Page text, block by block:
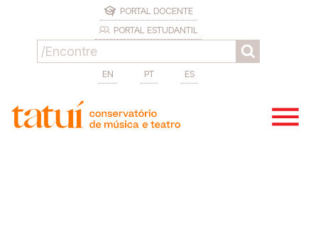
PORTAL DOCENTE
PORTAL ESTUDANTIL
EN PT ES